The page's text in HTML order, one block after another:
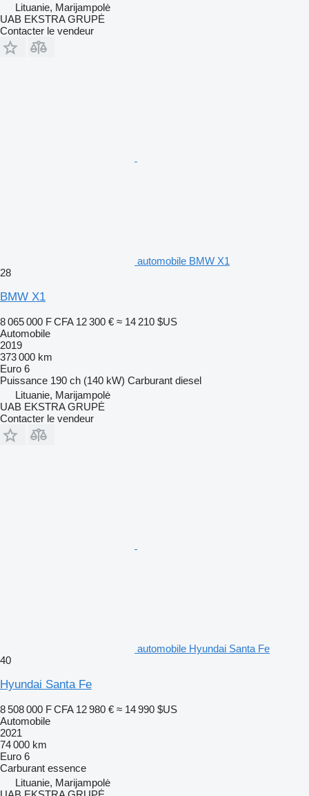
Lituanie, Marijampolė
UAB EKSTRA GRUPĖ
Contacter le vendeur
automobile BMW X1
28
BMW X1
8 065 000 F CFA 12 300 € ≈ 14 210 $US
Automobile
2019
373 000 km
Euro 6
Puissance 190 ch (140 kW) Carburant diesel
Lituanie, Marijampolė
UAB EKSTRA GRUPĖ
Contacter le vendeur
automobile Hyundai Santa Fe
40
Hyundai Santa Fe
8 508 000 F CFA 12 980 € ≈ 14 990 $US
Automobile
2021
74 000 km
Euro 6
Carburant essence
Lituanie, Marijampolė